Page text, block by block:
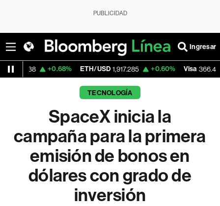
PUBLICIDAD
Ingresar
+0.68% ETH/USD 1,917.285 +0.60% Visa 366.425 -1.09%
TECNOLOGÍA
SpaceX inicia la
campaña para la primera
emisión de bonos en
dólares con grado de
inversión